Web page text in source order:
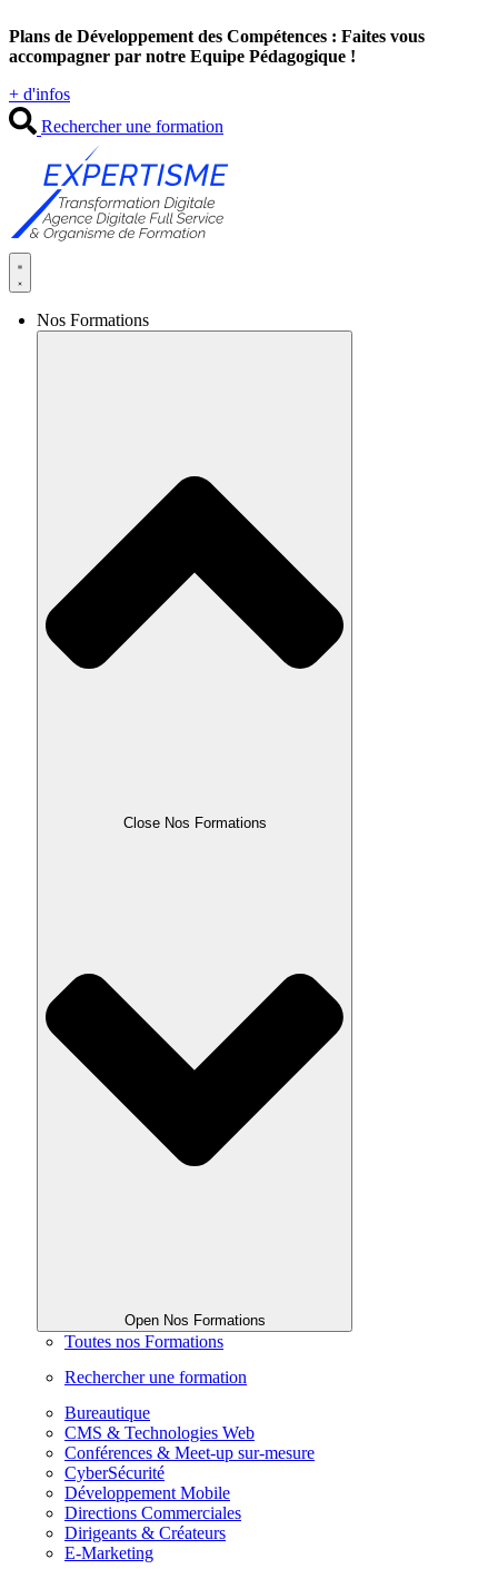
au
contenu
Plans de Développement des Compétences : Faites vous
accompagner par notre Equipe Pédagogique !
+ d'infos
Rechercher une formation
Nos Formations
Close Nos Formations
Open Nos Formations
Toutes nos Formations
Rechercher une formation
Bureautique
CMS & Technologies Web
Conférences & Meet-up sur-mesure
CyberSécurité
Développement Mobile
Directions Commerciales
Dirigeants & Créateurs
E-Marketing